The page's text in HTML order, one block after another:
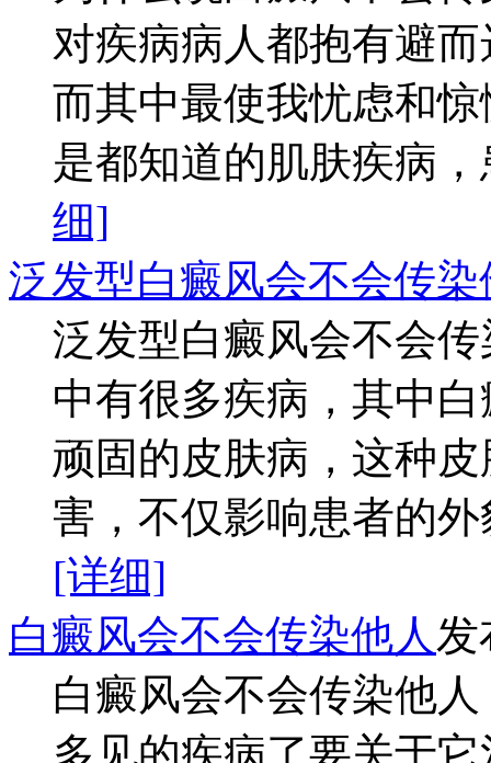
对疾病病人都抱有避
而其中最使我忧虑和
是都知道的肌肤疾病
细]
泛发型白癜风会不会传染
泛发型白癜风会不会
中有很多疾病，其中
顽固的皮肤病，这种
害，不仅影响患者的
[详细]
白癜风会不会传染他人发
白癜风会不会传染他